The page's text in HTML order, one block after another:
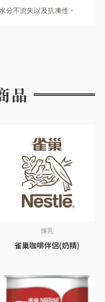
品
煉乳
雀巢咖啡伴侶(奶精)